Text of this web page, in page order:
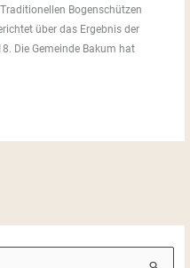
Bogenschützen
über das Ergebnis der
Die Gemeinde Bakum hat